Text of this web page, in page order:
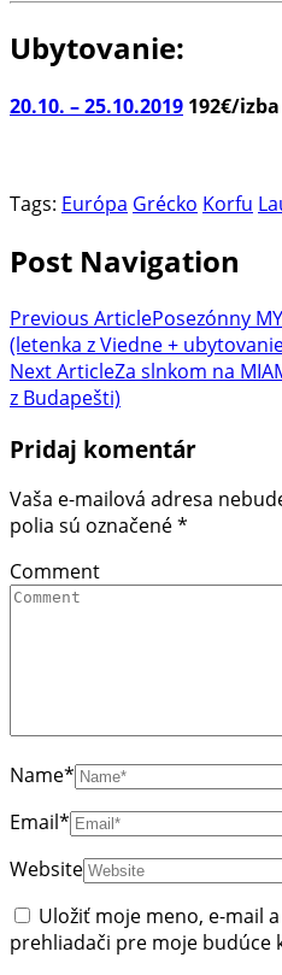
Ubytovanie:
20.10. – 25.10.2019 192€/
Tags: Európa Grécko Korfu
Post Navigation
Previous ArticlePosezónny
(letenka z Viedne +
Next ArticleZa slnkom na
z Budapešti)
Pridaj komentár
Vaša e-mailová adresa
polia sú označené*
Comment
Name*
Email*
Website
Uložiť moje meno, e-mail
prehliadači pre moje budúce